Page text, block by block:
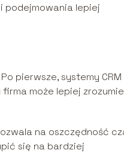
podejmowania lepiej
pierwsze, systemy CRM
może lepiej
na oszczędność
się na bardziej